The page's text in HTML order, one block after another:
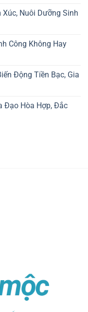
Nuôi Dưỡng Sinh
Công Không Hay
Động Tiền Bạc, Gia
Đạo Hòa Hợp, Đắc